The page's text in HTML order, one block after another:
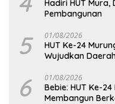
Hadiri HUT
Pembangunan
5 01/08/2026
HUT Ke-24
Wujudkan
6 01/08/2026
Bebie: HUT Ke-
Membangun